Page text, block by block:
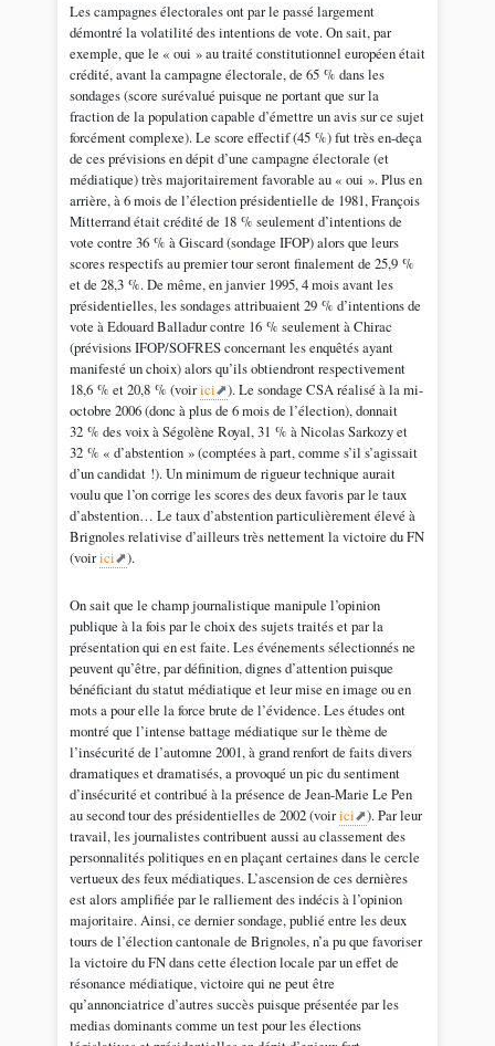
Les campagnes électorales ont par le passé largement
démontré la volatilité des intentions de vote. On sait, par
exemple, que le « oui » au traité constitutionnel européen était
crédité, avant la campagne électorale, de 65 % dans les
sondages (score surévalué puisque ne portant que sur la
fraction de la population capable d’émettre un avis sur ce sujet
forcément complexe). Le score effectif (45 %) fut très en-deça
de ces prévisions en dépit d’une campagne électorale (et
médiatique) très majoritairement favorable au « oui ». Plus en
arrière, à 6 mois de l’élection présidentielle de 1981, François
Mitterrand était crédité de 18 % seulement d’intentions de
vote contre 36 % à Giscard (sondage IFOP) alors que leurs
scores respectifs au premier tour seront finalement de 25,9 %
et de 28,3 %. De même, en janvier 1995, 4 mois avant les
présidentielles, les sondages attribuaient 29 % d’intentions de
vote à Edouard Balladur contre 16 % seulement à Chirac
(prévisions IFOP/SOFRES concernant les enquêtés ayant
manifesté un choix) alors qu’ils obtiendront respectivement
18,6 % et 20,8 % (voirici
). Le sondage CSA réalisé à la mi-
octobre 2006 (donc à plus de 6 mois de l’élection), donnait
32 % des voix à Ségolène Royal, 31 % à Nicolas Sarkozy et
32 % « d’abstention » (comptées à part, comme s’il s’agissait
d’un candidat !). Un minimum de rigueur technique aurait
voulu que l’on corrige les scores des deux favoris par le taux
d’abstention… Le taux d’abstention particulièrement élevé à
Brignoles relativise d’ailleurs très nettement la victoire du FN
(voirici ).
On sait que le champ journalistique manipule l’opinion
publique à la fois par le choix des sujets traités et par la
présentation qui en est faite. Les événements sélectionnés ne
peuvent qu’être, par définition, dignes d’attention puisque
bénéficiant du statut médiatique et leur mise en image ou en
mots a pour elle la force brute de l’évidence. Les études ont
montré que l’intense battage médiatique sur le thème de
l’insécurité de l’automne 2001, à grand renfort de faits divers
dramatiques et dramatisés, a provoqué un pic du sentiment
d’insécurité et contribué à la présence de Jean-Marie Le Pen
au second tour des présidentielles de 2002 (voirici
). Par leur
travail, les journalistes contribuent aussi au classement des
personnalités politiques en en plaçant certaines dans le cercle
vertueux des feux médiatiques. L’ascension de ces dernières
est alors amplifiée par le ralliement des indécis à l’opinion
majoritaire. Ainsi, ce dernier sondage, publié entre les deux
tours de l’élection cantonale de Brignoles, n’a pu que favoriser
la victoire du FN dans cette élection locale par un effet de
résonance médiatique, victoire qui ne peut être
qu’annonciatrice d’autres succès puisque présentée par les
medias dominants comme un test pour les élections